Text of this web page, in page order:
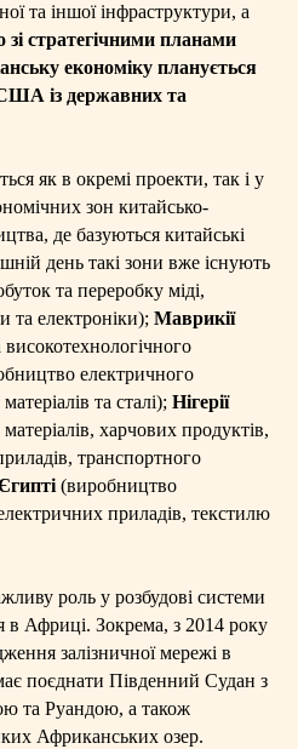
та іншої інфраструктури, а
зі стратегічними планами
економіку планується
із державних та
як в окремі проекти, так і у
зон китайсько-
де базуються китайські
день такі зони вже існують
та переробку міді,
та електроніки); Маврикії
електричного
та сталі); Нігерії
харчових продуктів,
транспортного
(виробництво
приладів, текстилю
роль у розбудові системи
в Африці. Зокрема, з 2014 року
залізничної мережі в
поєднати Південний Судан з
та Руандою, а також
Африканських озер.